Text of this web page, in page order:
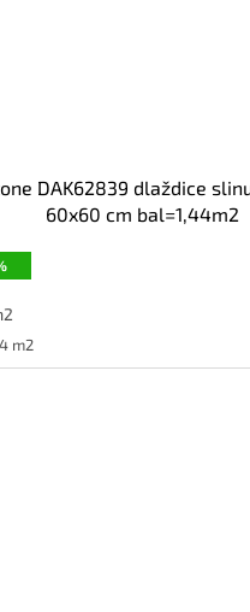
DAK62839 dlaždice
60x60 cm bal=1,44m2
m2